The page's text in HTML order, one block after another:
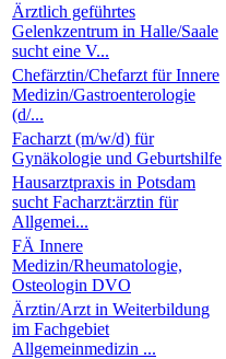
Ärztlich geführtes
Gelenkzentrum in Halle/Saale
sucht eine V...
Chefärztin/Chefarzt für Innere
Medizin/Gastroenterologie
(d/...
Facharzt (m/w/d) für
Gynäkologie und Geburtshilfe
Hausarztpraxis in Potsdam
sucht Facharzt:ärztin für
Allgemei...
FÄ Innere
Medizin/Rheumatologie,
Osteologin DVO
Ärztin/Arzt in Weiterbildung
im Fachgebiet
Allgemeinmedizin ...